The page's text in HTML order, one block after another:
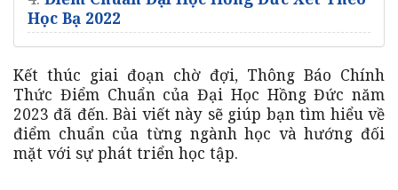
Học Bạ 2022
Kết thúc giai đoạn chờ đợi, Thông Báo Chính
Thức Điểm Chuẩn của Đại Học Hồng Đức năm
2023 đã đến. Bài viết này sẽ giúp bạn tìm hiểu về
điểm chuẩn của từng ngành học và hướng đối
mặt với sự phát triển học tập.